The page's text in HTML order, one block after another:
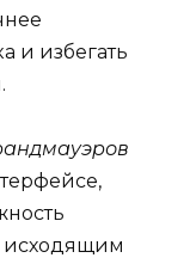
и избегать
исходящим